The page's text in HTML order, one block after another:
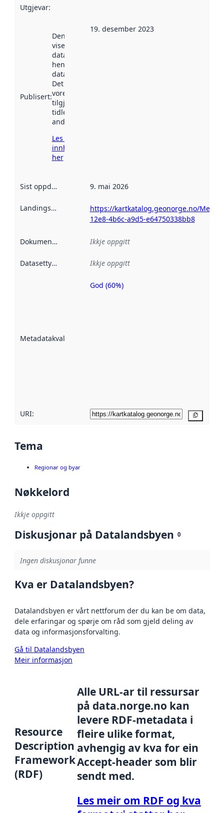
Utgjevar:
Publisert:
Denne datoen
viser når
datasettet vart
henta inn av
data.norge.no.
Det kan ha
vore
tilgjengeleg
tidlegare
andre stader.
Les meir om
innhenting
her
19. desember 2023
Sist oppdatert 9. mai 2026
Landingsside
https://kartkatalog.geonorge.no/
12e8-4b6c-a9d5-e64750338bb8
Dokumentasjon Ikkje oppgitt
Datasettype Ikkje oppgitt
Metadatakvalitet
Metadatakvalitet
God (60%)
URI:
Tema
Regionar og byar
Nøkkelord
Ikkje oppgitt
Diskusjonar på Datalandsbyen 0
Ingen diskusjonar funne
Kva er Datalandsbyen?
Datalandsbyen er vårt nettforum der du kan be om data,
dele erfaringar og spørje om råd som gjeld deling av
data og informasjonsforvalting.
Gå til Datalandsbyen
Meir informasjon
Resource
Description
Framework
(RDF)
Alle URL-ar til ressursar
på data.norge.no kan
levere RDF-metadata i
fleire ulike format,
avhengig av kva for ein
Accept-header som blir
sendt med.
Les meir om RDF og kva